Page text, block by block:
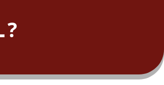
?